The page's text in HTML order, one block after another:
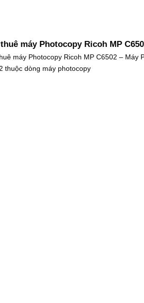
máy Photocopy Ricoh MP
máy Photocopy Ricoh MP C6502 – Máy
thuộc dòng máy photocopy